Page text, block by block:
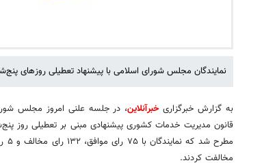
نمایندگان مجلس شورای اسلامی با پیشنهاد تعطیلی روزهای
به گزارش خبرگزاریخبرآنلاین
قانون مدیریت خدمات کشوری پیشنهادی مبنی بر تعطیلی روز
مخالفت کردند.